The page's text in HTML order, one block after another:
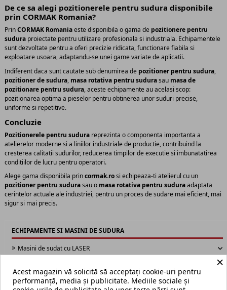
De ce sa alegi pozitionerele pentru sudura disponibile
prin CORMAK Romania?
PrinCORMAK Romaniaeste disponibila o gama de pozitionere pentru
sudura proiectate pentru utilizare profesionala si industriala. Echipamentele
sunt dezvoltate pentru a oferi precizie ridicata, functionare fiabila si
exploatare usoara, adaptandu-se unei game variate de aplicatii.
Indiferent daca sunt cautate sub denumirea de pozitioner pentru sudura,
pozitioner de sudura, masa rotativa pentru sudurasau masa de
pozitionare pentru sudura, aceste echipamente au acelasi scop:
pozitionarea optima a pieselor pentru obtinerea unor suduri precise,
uniforme si repetitive.
Concluzie
Pozitionerele pentru sudura reprezinta o componenta importanta a
atelierelor moderne si a liniilor industriale de productie, contribuind la
cresterea calitatii sudurilor, reducerea timpilor de executie si imbunatatirea
conditiilor de lucru pentru operatori.
Alege gama disponibila princormak.rosi echipeaza-ti atelierul cu un
pozitioner pentru sudurasau o masa rotativa pentru suduraadaptata
cerintelor actuale ale industriei, pentru un proces de sudare mai eficient, mai
sigur si mai precis.
ECHIPAMENTE SI MASINI DE SUDURA
Masini de sudat cu LASER
Pozitionere pentru sudura
Exhaustoare pentru fum de sudura
Masini pentru ascutirea electrozilor din tungsten
×
Acest magazin vă solicită să acceptați cookie-uri pentru
performanță, media și publicitate. Mediile sociale și